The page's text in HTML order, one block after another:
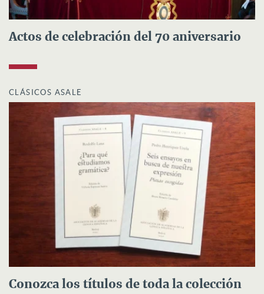
Actos de celebración del 70 aniversario
CLÁSICOS ASALE
Conozca los títulos de toda la colección